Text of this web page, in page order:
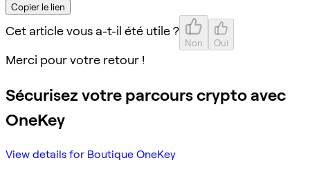
Copier le lien
Cet article vous a-t-il été utile ?
Non Oui
Merci pour votre retour !
Sécurisez votre parcours crypto avec
OneKey
View details for Boutique OneKey